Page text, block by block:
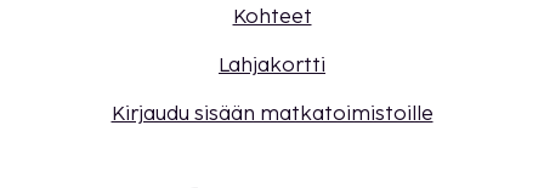
Kohteet
Lahjakortti
Kirjaudu sisään matkatoimistoille